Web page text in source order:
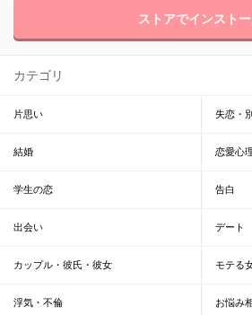
ストアでインスト
カテゴリ
片思い 失恋・
結婚 恋愛心
学生の恋 告白
出会い デート
カップル・彼氏・彼女 モテる
浮気・不倫 お悩み